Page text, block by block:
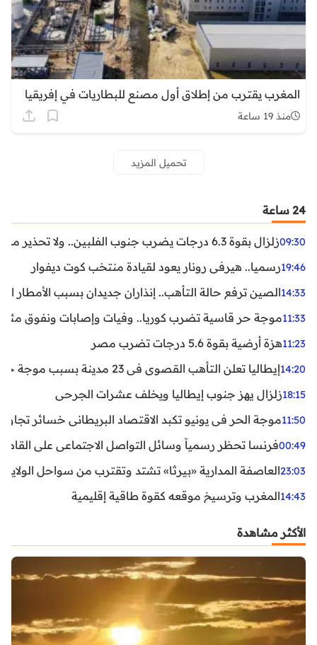
المغرب يقترب من إطلاق أول مصنع للبطاريات في إفريقيا
منذ 19 ساعة
تحميل المزيد
24 ساعة
09:30زلزال بقوة 6.3 درجات يضرب جنوب الفلبين.. ولا تحذير من تسونامي حتى الآن
19:46رسميا.. هيرفي رونار يعود لقيادة منتخب كوت ديفوار
14:33الصين ترفع حالة التأهب.. إنذاران جديدان بسبب الأمطار
11:33موجة حر قاسية تضرب كوريا.. وفيات وإصابات ونفوق مئات
11:23هزة أرضية بقوة 5.6 درجات تضرب مصر
14:20إيطاليا تعلن التأهب القصوى في 23 مدينة بسبب موجة حر شديدة
18:15زلزال يهز جنوب إيطاليا ويخلف عشرات الجرحى
11:50موجة الحر في يونيو تكبد الاقتصاد البريطاني خسائر تجاوزت 1.5 مليار
00:49فرنسا تحظر رسمياً وسائل التواصل الاجتماعي على القاصرين
23:03العاصفة المدارية «بيرثا» تشتد وتقترب من سواحل
14:43المغرب وترسيخ موقعه كقوة طاقية إقليمية
الأكثر مشاهدة